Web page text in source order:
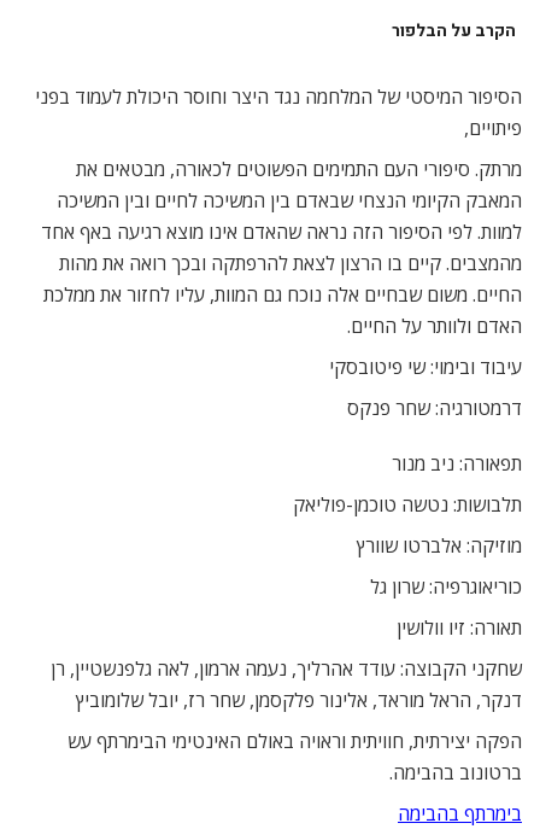
הקרב על הבלפור
הסיפור המיסטי של המלחמה נגד היצר וחוסר היכולת לעמוד בפני
פיתויים,
מרתק. סיפורי העם התמימים הפשוטים לכאורה, מבטאים את
המאבק הקיומי הנצחי שבאדם בין המשיכה לחיים ובין המשיכה
למוות. לפי הסיפור הזה נראה שהאדם אינו מוצא רגיעה באף אחד
מהמצבים. קיים בו הרצון לצאת להרפתקה ובכך רואה את מהות
החיים. משום שבחיים אלה נוכח גם המוות, עליו לחזור את ממלכת
האדם ולוותר על החיים.
עיבוד ובימוי: שי פיטובסקי
דרמטורגיה: שחר פנקס
תפאורה: ניב מנור
תלבושות: נטשה טוכמן-פוליאק
מוזיקה: אלברטו שוורץ
כוריאוגרפיה: שרון גל
תאורה: זיו וולושין
שחקני הקבוצה: עודד אהרליך, נעמה ארמון, לאה גלפנשטיין, רן
דנקר, הראל מוראד, אלינור פלקסמן, שחר רז, יובל שלומוביץ
הפקה יצירתית, חוויתית וראויה באולם האינטימי הבימרתף עש
ברטונוב בהבימה.
בימרתף בהבימה